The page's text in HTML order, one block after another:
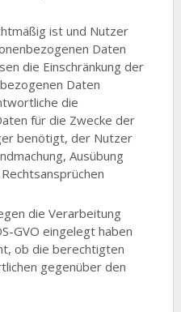
ist und Nutzer
Daten
die Einschränkung der
Daten
die
für die Zwecke der
benötigt, der Nutzer
Ausübung
die Verarbeitung
GVO eingelegt haben
ob die berechtigten
gegenüber den